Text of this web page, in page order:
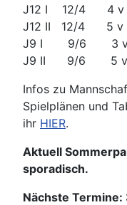
J12 I 12/4 4
J12 II 12/4 5
J9 I 9/6 3 v
J9 II 9/6 5
Infos zu
Spielplänen und
ihr HIER.
Aktuell
sporadisch.
Nächste Termine: